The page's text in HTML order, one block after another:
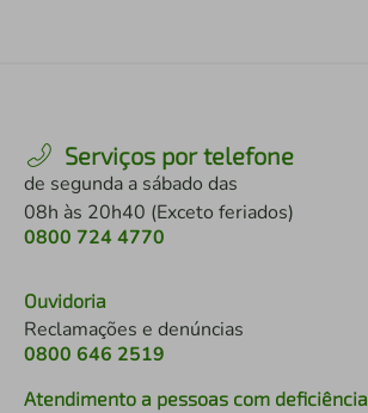
Serviços por telefone
de segunda a sábado das
08h às 20h40 (Exceto feriados)
0800 724 4770
Ouvidoria
Reclamações e denúncias
0800 646 2519
Atendimento a pessoas com deficiência